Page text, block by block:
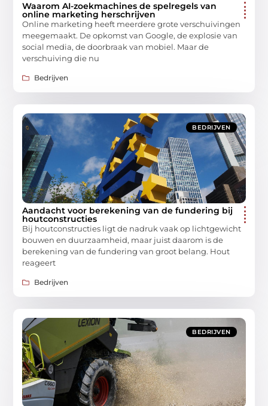
Waarom AI-zoekmachines de spelregels van
online marketing herschrijven
Online marketing heeft meerdere grote verschuivingen
meegemaakt. De opkomst van Google, de explosie van
social media, de doorbraak van mobiel. Maar de
verschuiving die nu
Bedrijven
BEDRIJVEN
Aandacht voor berekening van de fundering bij
houtconstructies
Bij houtconstructies ligt de nadruk vaak op lichtgewicht
bouwen en duurzaamheid, maar juist daarom is de
berekening van de fundering van groot belang. Hout
reageert
Bedrijven
BEDRIJVEN